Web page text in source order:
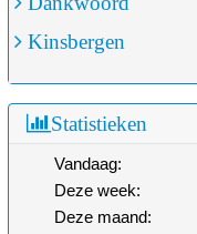
Kinsbergen
Statistieken
Vandaag:
Deze week:
Deze maand: